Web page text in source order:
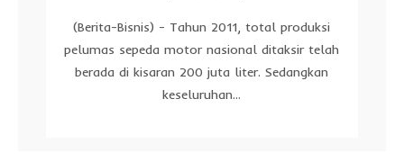
(Berita-Bisnis) - Tahun 2011, total produksi
pelumas sepeda motor nasional ditaksir telah
berada di kisaran 200 juta liter. Sedangkan
keseluruhan...